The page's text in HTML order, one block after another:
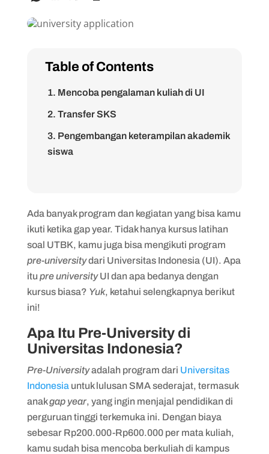
Table of Contents
1. Mencoba pengalaman kuliah di UI
2. Transfer SKS
3. Pengembangan keterampilan akademik
siswa
2. Sistem evaluasi dan penilaian
1. Syarat umum
2. Cara mendaftar
Ada banyak program dan kegiatan yang bisa kamu
ikuti ketika gap year. Tidak hanya kursus latihan
soal UTBK, kamu juga bisa mengikuti program
pre-universitydari Universitas Indonesia (UI). Apa
itu pre universityUI dan apa bedanya dengan
kursus biasa? Yuk, ketahui selengkapnya berikut
ini!
Apa Itu Pre-University di
Universitas Indonesia?
Pre-Universityadalah program dari Universitas
Indonesiauntuk lulusan SMA sederajat, termasuk
anakgap year, yang ingin menjajal pendidikan di
perguruan tinggi terkemuka ini. Dengan biaya
sebesar Rp200.000-Rp600.000 per mata kuliah,
kamu sudah bisa mencoba berkuliah di kampus